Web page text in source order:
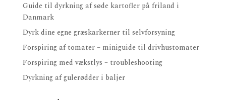
Guide til dyrkning af søde kartofler på friland i
Danmark
Dyrk dine egne græskarkerner til selvforsyning
Forspiring af tomater – miniguide til drivhustomater
Forspiring med vækstlys – troubleshooting
Dyrkning af gulerødder i baljer